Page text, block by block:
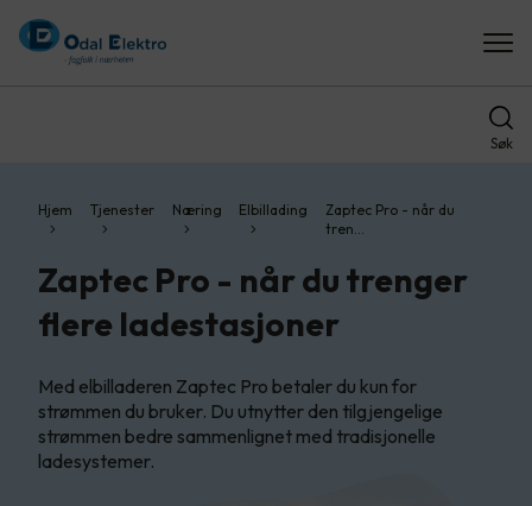
Søk
Hjem Tjenester Næring Elbillading
Zaptec Pro - når du
tren…
Zaptec Pro - når du trenger
flere ladestasjoner
Med elbilladeren Zaptec Pro betaler du kun for
strømmen du bruker. Du utnytter den tilgjengelige
strømmen bedre sammenlignet med tradisjonelle
ladesystemer.